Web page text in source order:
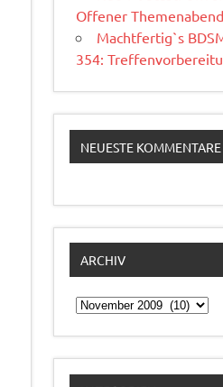
Offener Themenabend
Machtfertig`s
354:
NEUESTE KOMMENTARE
ARCHIV
Archiv